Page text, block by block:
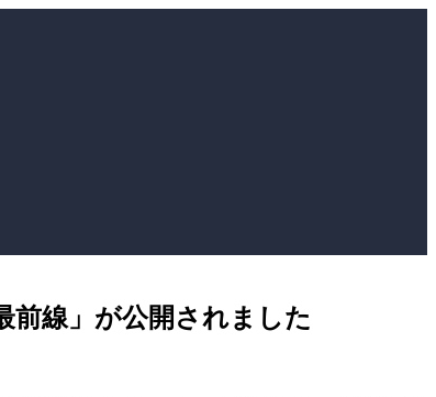
前線」が公開されました